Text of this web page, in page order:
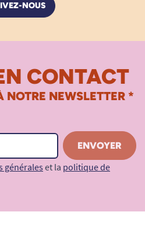
NOUS
CONTACT
NEWSLETTER *
généraleset la politique de